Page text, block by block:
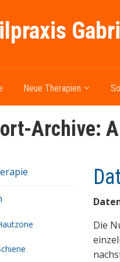
Neue Therapien
Archive:
Die